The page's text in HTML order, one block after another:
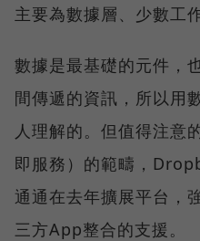
主要為數據層、少數工
數據是最基礎的元件，
間傳遞的資訊，所以用
人理解的。但值得注意
即服務）的範疇，
通通在去年擴展平台，
三方App整合的支援。